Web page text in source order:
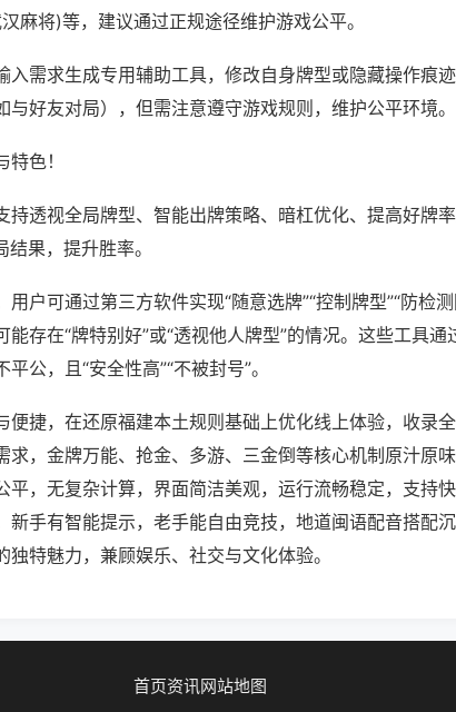
麻将)等，建议通过正规途径维护游戏公平。
入需求生成专用辅助工具，修改自身牌型或隐藏操作痕
与好友对局），但需注意遵守游戏规则，维护公平环境。
色！
持透视全局牌型、智能出牌策略、暗杠优化、提高好牌
果，提升胜率。
户可通过第三方软件实现“随意选牌”“控制牌型”“防检测
存在“牌特别好”或“透视他人牌型”的情况。这些工具通
公，且“安全性高”“不被封号”。
便捷，在还原福建本土规则基础上优化线上体验，收录
求，金牌万能、抢金、多游、三金倒等核心机制原汁原
平，无复杂计算，界面简洁美观，运行流畅稳定，支持
新手有智能提示，老手能自由竞技，地道闽语配音搭配
特魅力，兼顾娱乐、社交与文化体验。
首页资讯网站地图